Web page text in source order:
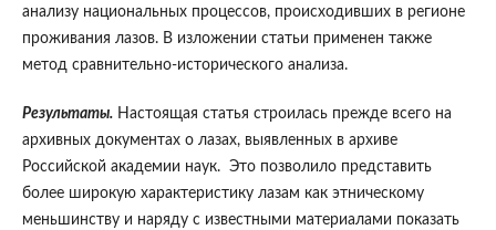
анализу национальных процессов, происходивших в регионе
проживания лазов. В изложении статьи применен также
метод сравнительно-исторического анализа.
Результаты.Настоящая статья строилась прежде всего на
архивных документах о лазах, выявленных в архиве
Российской академии наук. Это позволило представить
более широкую характеристику лазам как этническому
меньшинству и наряду с известными материалами показать